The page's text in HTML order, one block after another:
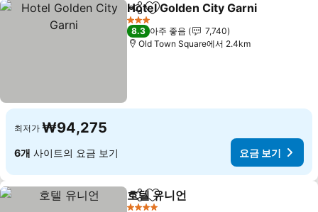
공유 즐겨찾기에 추가
Hotel Golden City Garni
3 성급
8.3 아주 좋음
7,740
Old Town Square에서 2.4km
최저가 ₩94,275
6개 사이트의 요금 보기 요금 보기
공유 즐겨찾기에 추가
호텔 유니언